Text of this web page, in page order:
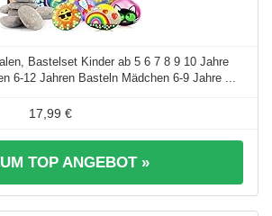
Bastelset Kinder ab 5 6 7 8 9 10 Jahre
6-12 Jahren Basteln Mädchen 6-9 Jahre ...
17,99 €
TOP ANGEBOT »